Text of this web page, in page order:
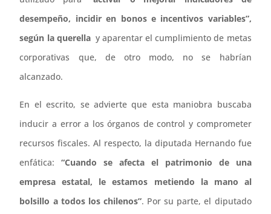
desempeño, incidir en bonos e incentivos variables”,
según la querella y aparentar el cumplimiento de metas
corporativas que, de otro modo, no se habrían
alcanzado.
En el escrito, se advierte que esta maniobra buscaba
inducir a error a los órganos de control y comprometer
recursos fiscales. Al respecto, la diputada Hernando fue
enfática:“Cuando se afecta el patrimonio de una
empresa estatal, le estamos metiendo la mano al
bolsillo a todos los chilenos”. Por su parte, el diputado